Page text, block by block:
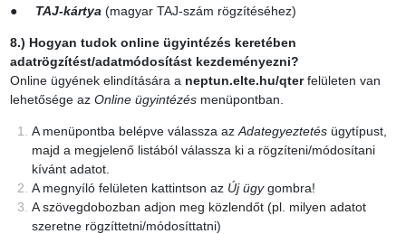
● TAJ-kártya (magyar TAJ-szám rögzítéséhez)
8.) Hogyan tudok online ügyintézés keretében
adatrögzítést/adatmódosítást kezdeményezni?
Online ügyének elindítására a neptun.elte.hu/qterfelületen van
lehetősége az Online ügyintézésmenüpontban.
A menüpontba belépve válassza az Adategyeztetésügytípust,
majd a megjelenő listából válassza ki a rögzíteni/módosítani
kívánt adatot.
A megnyíló felületen kattintson az Új ügygombra!
A szövegdobozban adjon meg közlendőt (pl. milyen adatot
szeretne rögzíttetni/módosíttatni)